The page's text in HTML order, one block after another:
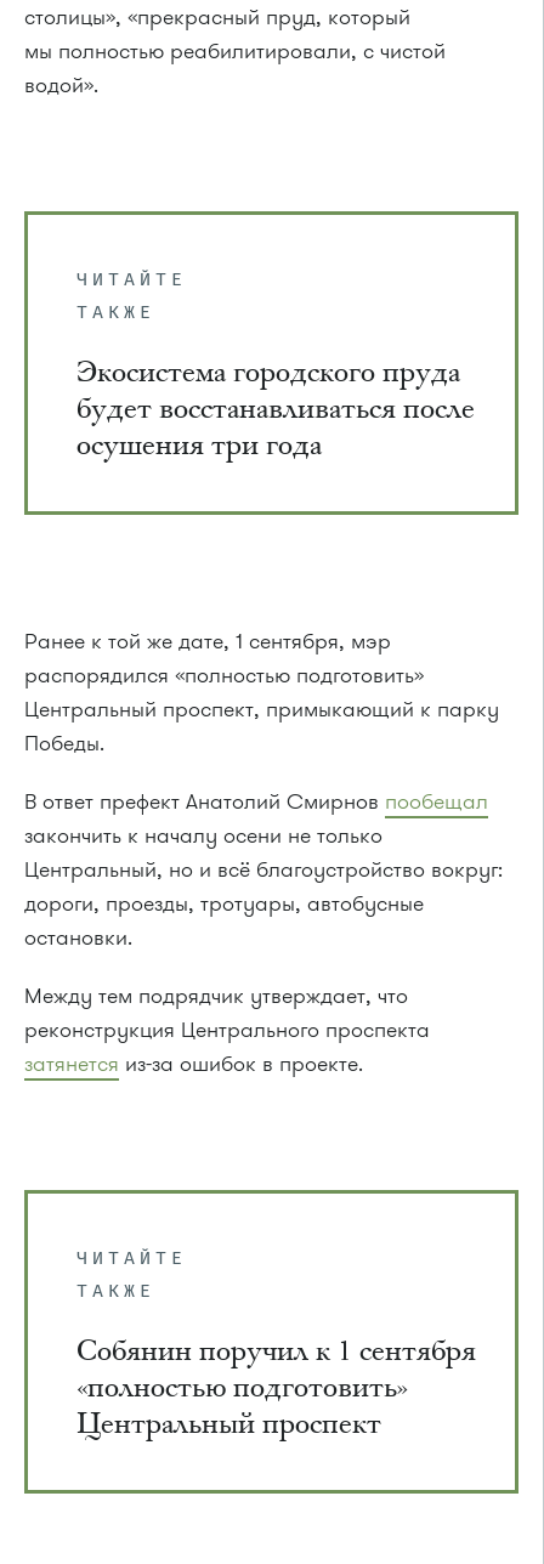
столицы», «прекрасный пруд, который
мы полностью реабилитировали, с чистой
водой».
ЧИТАЙТЕ
ТАКЖЕ
Экосистема городского пруда
будет восстанавливаться после
осушения три года
Ранее к той же дате, 1 сентября, мэр
распорядился «полностью подготовить»
Центральный проспект, примыкающий к парку
Победы.
В ответ префект Анатолий Смирнов пообещал
закончить к началу осени не только
Центральный, но и всё благоустройство вокруг:
дороги, проезды, тротуары, автобусные
остановки.
Между тем подрядчик утверждает, что
реконструкция Центрального проспекта
затянется из-за ошибок в проекте.
ЧИТАЙТЕ
ТАКЖЕ
Собянин поручил к 1 сентября
«полностью подготовить»
Центральный проспект